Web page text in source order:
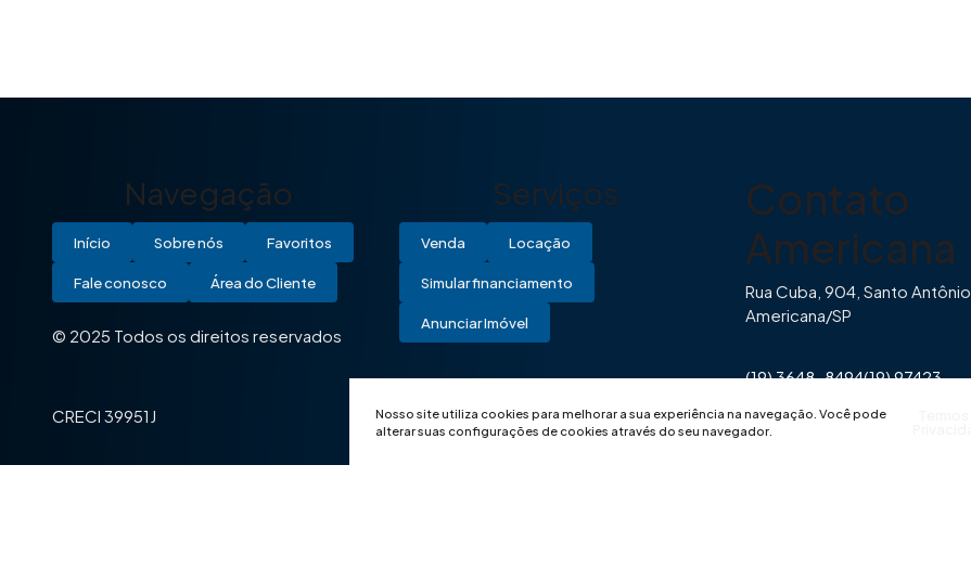
Nosso site utiliza cookies para melhorar a sua experiência na navegação. Você pode
alterar suas configurações de cookies através do seu navegador.
Navegação
Início Sobre nós Favoritos
Fale conosco Área do Cliente
© 2025 Todos os direitos reservados
CRECI 39951J
Serviços
Venda Locação
Simular financiamento
Anunciar Imóvel
Contato
Americana
Rua Cuba, 904, Santo Antônio.
Americana/SP
(19) 3648-8494(19) 97423-